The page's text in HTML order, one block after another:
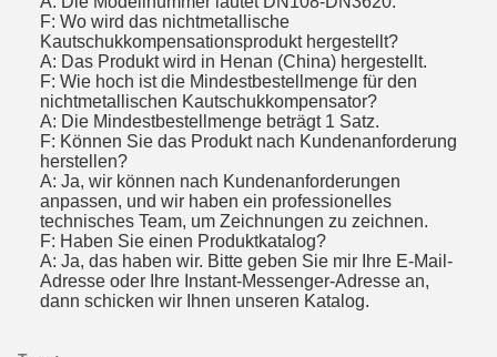
F: Wo wird das nichtmetallische
Kautschukkompensationsprodukt hergestellt?
A: Das Produkt wird in Henan (China) hergestellt.
F: Wie hoch ist die Mindestbestellmenge für den
nichtmetallischen Kautschukkompensator?
A: Die Mindestbestellmenge beträgt 1 Satz.
F: Können Sie das Produkt nach Kundenanforderung
herstellen?
A: Ja, wir können nach Kundenanforderungen
anpassen, und wir haben ein professionelles
technisches Team, um Zeichnungen zu zeichnen.
F: Haben Sie einen Produktkatalog?
A: Ja, das haben wir. Bitte geben Sie mir Ihre E-Mail-
Adresse oder Ihre Instant-Messenger-Adresse an,
dann schicken wir Ihnen unseren Katalog.